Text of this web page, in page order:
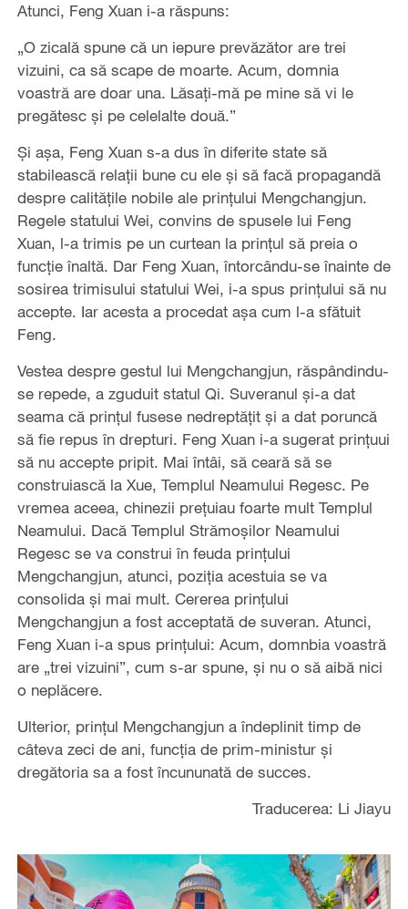
Atunci, Feng Xuan i-a răspuns:
„O zicală spune că un iepure prevăzător are trei
vizuini, ca să scape de moarte. Acum, domnia
voastră are doar una. Lăsaţi-mă pe mine să vi le
pregătesc şi pe celelalte două.”
Şi aşa, Feng Xuan s-a dus în diferite state să
stabilească relaţii bune cu ele şi să facă propagandă
despre calităţile nobile ale prinţului Mengchangjun.
Regele statului Wei, convins de spusele lui Feng
Xuan, l-a trimis pe un curtean la prinţul să preia o
funcţie înaltă. Dar Feng Xuan, întorcându-se înainte de
sosirea trimisului statului Wei, i-a spus prinţului să nu
accepte. Iar acesta a procedat aşa cum l-a sfătuit
Feng.
Vestea despre gestul lui Mengchangjun, răspândindu-
se repede, a zguduit statul Qi. Suveranul şi-a dat
seama că prinţul fusese nedreptăţit şi a dat poruncă
să fie repus în drepturi. Feng Xuan i-a sugerat prinţuui
să nu accepte pripit. Mai întâi, să ceară să se
construiască la Xue, Templul Neamului Regesc. Pe
vremea aceea, chinezii preţuiau foarte mult Templul
Neamului. Dacă Templul Strămoşilor Neamului
Regesc se va construi în feuda prinţului
Mengchangjun, atunci, poziţia acestuia se va
consolida şi mai mult. Cererea prinţului
Mengchangjun a fost acceptată de suveran. Atunci,
Feng Xuan i-a spus prinţului: Acum, domnbia voastră
are „trei vizuini”, cum s-ar spune, şi nu o să aibă nici
o neplăcere.
Ulterior, prinţul Mengchangjun a îndeplinit timp de
câteva zeci de ani, funcţia de prim-ministur şi
dregătoria sa a fost încununată de succes.
Traducerea: Li Jiayu